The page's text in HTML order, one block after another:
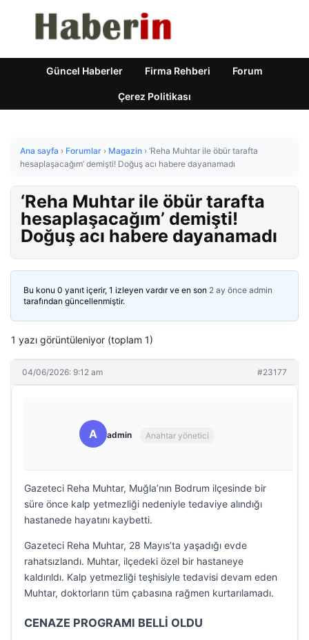
Güncel Haberler Firma Rehberi Forum
Çerez Politikası
Ana sayfa › Forumlar › Magazin › ‘Reha Muhtar ile öbür tarafta
hesaplaşacağım’ demişti! Doğuş acı habere dayanamadı
‘Reha Muhtar ile öbür tarafta
hesaplaşacağım’ demişti!
Doğuş acı habere dayanamadı
Bu konu 0 yanıt içerir, 1 izleyen vardır ve en son 2 ay önce admin
tarafından güncellenmiştir.
1 yazı görüntüleniyor (toplam 1)
04/06/2026: 9:12 am #23177
A admin Anahtar yönetici
Gazeteci Reha Muhtar, Muğla’nın Bodrum ilçesinde bir
süre önce kalp yetmezliği nedeniyle tedaviye alındığı
hastanede hayatını kaybetti.
Gazeteci Reha Muhtar, 28 Mayıs’ta yaşadığı evde
rahatsızlandı. Muhtar, ilçedeki özel bir hastaneye
kaldırıldı. Kalp yetmezliği teşhisiyle tedavisi devam eden
Muhtar, doktorların tüm çabasına rağmen kurtarılamadı.
CENAZE PROGRAMI BELLİ OLDU